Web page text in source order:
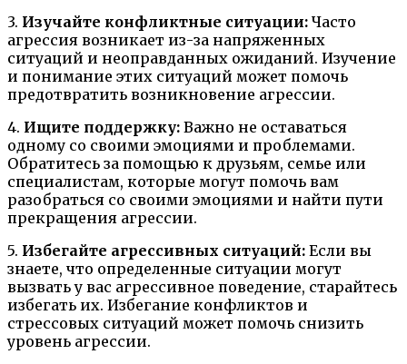
3. Изучайте конфликтные ситуации: Часто
агрессия возникает из-за напряженных
ситуаций и неоправданных ожиданий. Изучение
и понимание этих ситуаций может помочь
предотвратить возникновение агрессии.
4. Ищите поддержку: Важно не оставаться
одному со своими эмоциями и проблемами.
Обратитесь за помощью к друзьям, семье или
специалистам, которые могут помочь вам
разобраться со своими эмоциями и найти пути
прекращения агрессии.
5. Избегайте агрессивных ситуаций: Если вы
знаете, что определенные ситуации могут
вызвать у вас агрессивное поведение, старайтесь
избегать их. Избегание конфликтов и
стрессовых ситуаций может помочь снизить
уровень агрессии.